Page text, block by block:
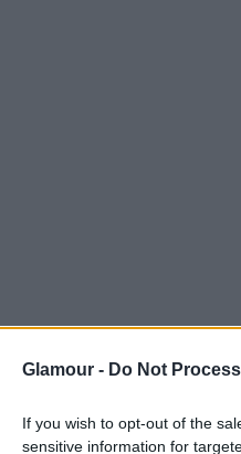
Glamour - Do Not
If you wish to opt-out of the
sensitive information for